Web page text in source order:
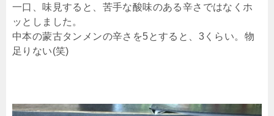
一口、味見すると、苦手な酸味のある辛さではなくホ
ッとしました。
中本の蒙古タンメンの辛さを5とすると、3くらい。物
足りない(笑)